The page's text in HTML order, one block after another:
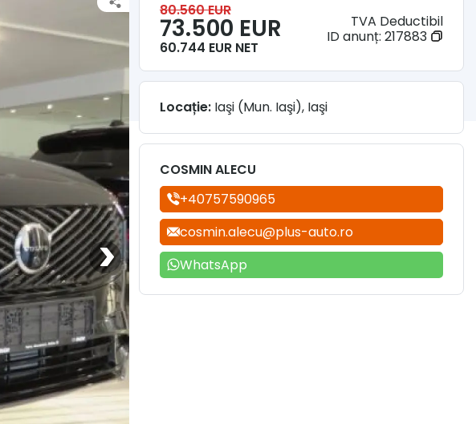
80.560 EUR
73.500 EUR
60.744 EUR NET
TVA Deductibil
ID anunț: 217883
Locație: Iaşi (Mun. Iaşi), Iaşi
COSMIN ALECU
+40757590965
cosmin.alecu@plus-auto.ro
WhatsApp